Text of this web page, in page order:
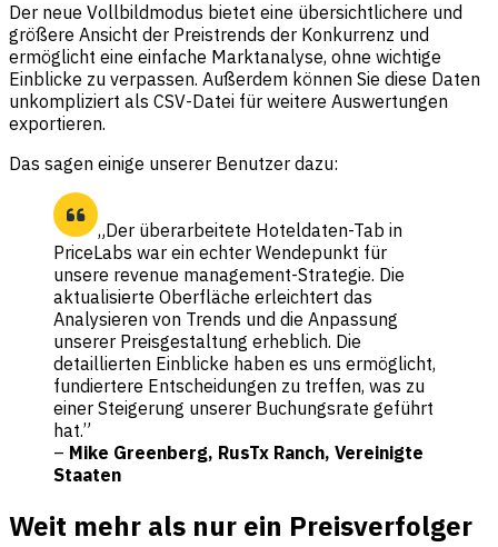
Der neue Vollbildmodus bietet eine übersichtlichere und
größere Ansicht der Preistrends der Konkurrenz und
ermöglicht eine einfache Marktanalyse, ohne wichtige
Einblicke zu verpassen. Außerdem können Sie diese Daten
unkompliziert als CSV-Datei für weitere Auswertungen
exportieren.
Das sagen einige unserer Benutzer dazu:
„Der überarbeitete Hoteldaten-Tab in
PriceLabs war ein echter Wendepunkt für
unsere revenue management-Strategie. Die
aktualisierte Oberfläche erleichtert das
Analysieren von Trends und die Anpassung
unserer Preisgestaltung erheblich. Die
detaillierten Einblicke haben es uns ermöglicht,
fundiertere Entscheidungen zu treffen, was zu
einer Steigerung unserer Buchungsrate geführt
hat.”
– Mike Greenberg, RusTx Ranch, Vereinigte
Staaten
Weit mehr als nur ein Preisverfolger